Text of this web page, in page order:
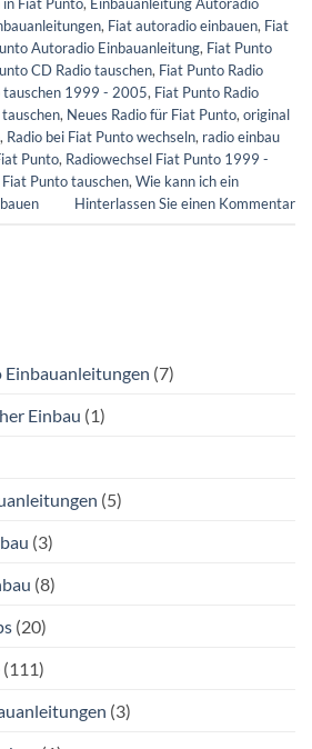
, Fiat autoradio einbauen, Fiat
Autoradio Einbauanleitung, Fiat Punto
CD Radio tauschen, Fiat Punto Radio
tauschen 1999 - 2005, Fiat Punto Radio
, Neues Radio für Fiat Punto, original
, Radio bei Fiat Punto wechseln, radio einbau
Punto, Radiowechsel Fiat Punto 1999 -
Punto tauschen, Wie kann ich ein
Hinterlassen Sie einen Kommentar
(7)
Einbau (1)
(5)
(3)
(8)
(20)
(111)
(3)